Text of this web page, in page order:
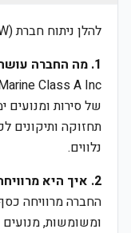
להלן ניתוח חברת Onewater Marine Class A Inc (ONEW):
1. מה החברה עושה?
של סירות ומנועים
תחזוקה ותיקונים
נלווים.
2. איך היא מרוויחה כסף?
החברה מרוויחה
ומשומשות, מנועים